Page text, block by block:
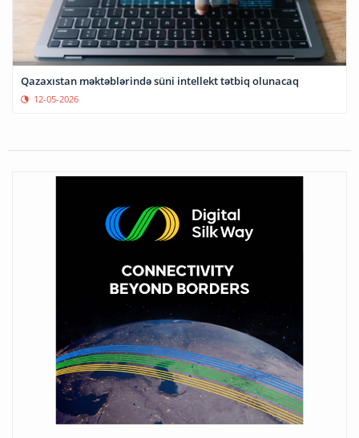
Qazaxıstan məktəblərində süni intellekt tətbiq olunacaq
12-05-2026